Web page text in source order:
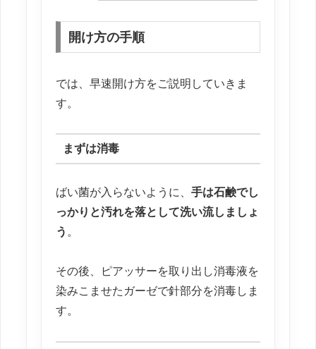
開け方の手順
では、早速開け方をご説明していきま
す。
まずは消毒
ばい菌が入らないように、 手は石鹸でし
っかりと汚れを落として洗い流しましょ
う 。
その後、ピアッサーを取り出し消毒液を
染みこませたガーゼで針部分を消毒しま
す。